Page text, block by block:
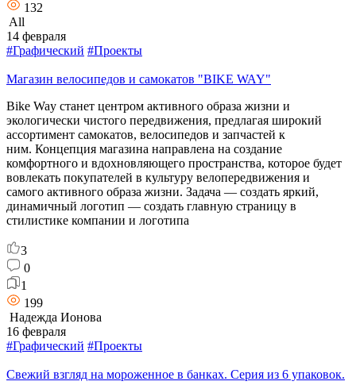
132
All
14 февраля
#Графический #Проекты
Магазин велосипедов и самокатов "BIKE WAY"
Bike Way станет центром активного образа жизни и
экологически чистого передвижения, предлагая широкий
ассортимент самокатов, велосипедов и запчастей к
ним. Концепция магазина направлена на создание
комфортного и вдохновляющего пространства, которое будет
вовлекать покупателей в культуру велопередвижения и
самого активного образа жизни. Задача — создать яркий,
динамичный логотип — создать главную страницу в
стилистике компании и логотипа
3
0
1
199
Надежда Ионова
16 февраля
#Графический #Проекты
Свежий взгляд на мороженное в банках. Серия из 6 упаковок.